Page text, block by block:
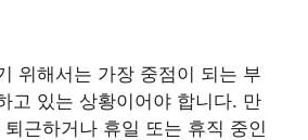
위해서는 가장 중점이 되는 부
고 있는 상황이어야 합니다. 만
근하거나 휴일 또는 휴직 중인